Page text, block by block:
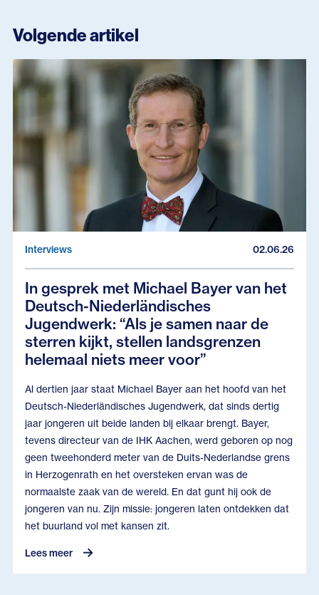
Volgende artikel
Interviews 02.06.26
In gesprek met Michael Bayer van het
Deutsch-Niederländisches
Jugendwerk: “Als je samen naar de
sterren kijkt, stellen landsgrenzen
helemaal niets meer voor”
Al dertien jaar staat Michael Bayer aan het hoofd van het
Deutsch-Niederländisches Jugendwerk, dat sinds dertig
jaar jongeren uit beide landen bij elkaar brengt. Bayer,
tevens directeur van de IHK Aachen, werd geboren op nog
geen tweehonderd meter van de Duits-Nederlandse grens
in Herzogenrath en het oversteken ervan was de
normaalste zaak van de wereld. En dat gunt hij ook de
jongeren van nu. Zijn missie: jongeren laten ontdekken dat
het buurland vol met kansen zit.
Lees meer